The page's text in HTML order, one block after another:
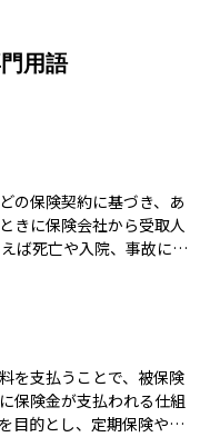
用語
の保険契約に基づき、あ
きに保険会社から受取人
を支払うことで、被保険
保険金が支払われる仕組
目的とし、定期保険や終